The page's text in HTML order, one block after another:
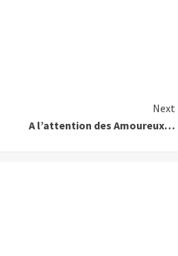
Next
A l’attention des Amoureux…